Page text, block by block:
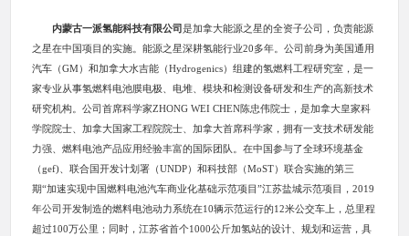
内蒙古一派氢能科技有限公司是加拿大能源之星的全资子公司，负责能源
之星在中国项目的实施。能源之星深耕氢能行业20多年。公司前身为美国通用
汽车（GM）和加拿大水吉能（Hydrogenics）组建的氢燃料工程研究室，是一
家专业从事氢燃料电池膜电极、电堆、模块和检测设备研发和生产的高新技术
研究机构。公司首席科学家ZHONG WEI CHEN陈忠伟院士，是加拿大皇家科
学院院士、加拿大国家工程院院士、加拿大首席科学家，拥有一支技术研发能
力强、燃料电池产品应用经验丰富的国际团队。在中国参与了全球环境基金
（gef)、联合国开发计划署（UNDP）和科技部（MoST）联合实施的第三
期“加速实现中国燃料电池汽车商业化基础示范项目”江苏盐城示范项目，2019
年公司开发制造的燃料电池动力系统在10辆示范运行的12米公交车上，总里程
超过100万公里；同时，江苏省首个1000公斤加氢站的设计、规划和运营，具